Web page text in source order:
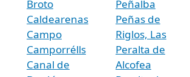
Broto
Caldearenas
Campo
Camporrélls
Canal de
Peñalba
Peñas de
Riglos, Las
Peralta de
Alcofea